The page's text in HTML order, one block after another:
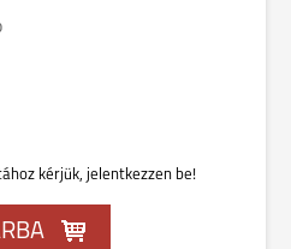
kérjük, jelentkezzen be!